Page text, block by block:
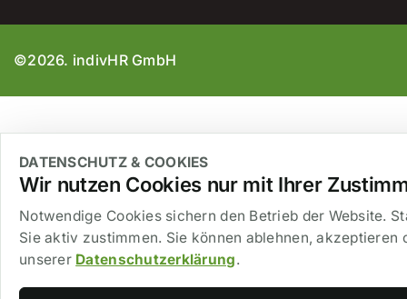
©2026. indivHR GmbH
DATENSCHUTZ & COOKIES
Wir nutzen Cookies nur mit Ihrer
Notwendige Cookies sichern den Betrieb der Website.
Sie aktiv zustimmen. Sie können ablehnen,
unserer Datenschutzerklärung.